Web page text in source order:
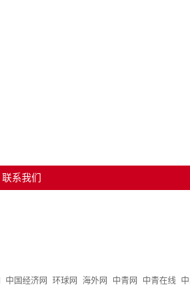
联系我们
中国经济网 环球网 海外网 中青网 中青在线